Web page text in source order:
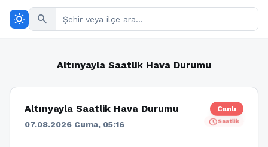
wb_sunny search
Altınyayla Saatlik Hava Durumu
Altınyayla Saatlik Hava Durumu
07.08.2026 Cuma, 05:16
Canlı
scheduleSaatlik